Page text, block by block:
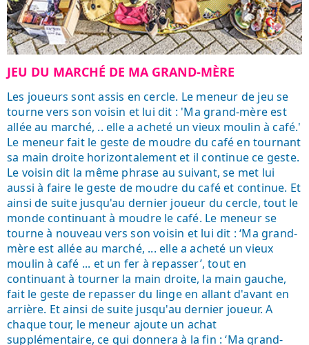
JEU DU MARCHÉ DE MA GRAND-MÈRE
Les joueurs sont assis en cercle. Le meneur de jeu se
tourne vers son voisin et lui dit : 'Ma grand-mère est
allée au marché, .. elle a acheté un vieux moulin à café.'
Le meneur fait le geste de moudre du café en tournant
sa main droite horizontalement et il continue ce geste.
Le voisin dit la même phrase au suivant, se met lui
aussi à faire le geste de moudre du café et continue. Et
ainsi de suite jusqu'au dernier joueur du cercle, tout le
monde continuant à moudre le café. Le meneur se
tourne à nouveau vers son voisin et lui dit : ‘Ma grand-
mère est allée au marché, ... elle a acheté un vieux
moulin à café ... et un fer à repasser’, tout en
continuant à tourner la main droite, la main gauche,
fait le geste de repasser du linge en allant d'avant en
arrière. Et ainsi de suite jusqu'au dernier joueur. A
chaque tour, le meneur ajoute un achat
supplémentaire, ce qui donnera à la fin : ‘Ma grand-